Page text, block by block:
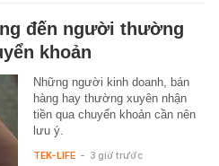
đến người thường
khoản
Những người kinh doanh, bán
hàng hay thường xuyên nhận
tiền qua chuyển khoản cần nên
lưu ý.
TEK-LIFE - 3 giờ trước